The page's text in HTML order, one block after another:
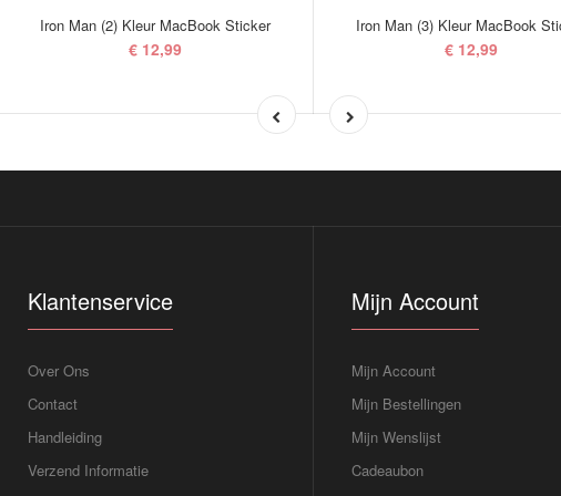
Iron Man (2) Kleur MacBook Sticker
€ 12,99
Iron Man (3) Kleur MacBook
€ 12,99
Klantenservice
Over Ons
Contact
Handleiding
Verzend Informatie
Mijn Account
Mijn Account
Mijn Bestellingen
Mijn Wenslijst
Cadeaubon